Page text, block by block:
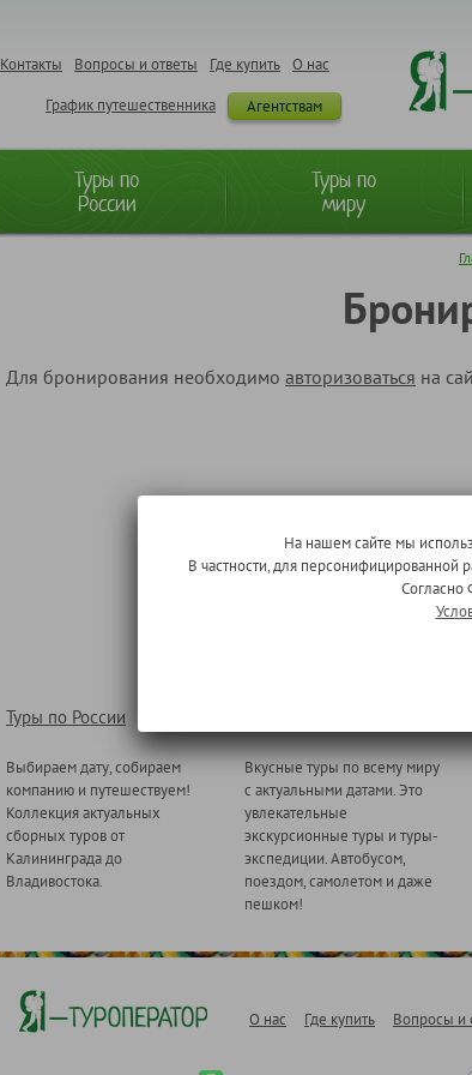
О нас
Где купить
Вопросы и ответы
Контакты
Агентствам
График путешественника
Туры по
России
Туры по
миру
Для бронирования необходимо авторизоваться на
Туры по России
Выбираем дату, собираем
компанию и путешествуем!
Коллекция актуальных
сборных туров от
Калининграда до
Владивостока.
Вкусные туры по всему миру
с актуальными датами. Это
увлекательные
экскурсионные туры и туры-
экспедиции. Автобусом,
поездом, самолетом и даже
пешком!
О нас Где купить Вопросы и
На нашем сайте мы
В частности, для персонифицированной